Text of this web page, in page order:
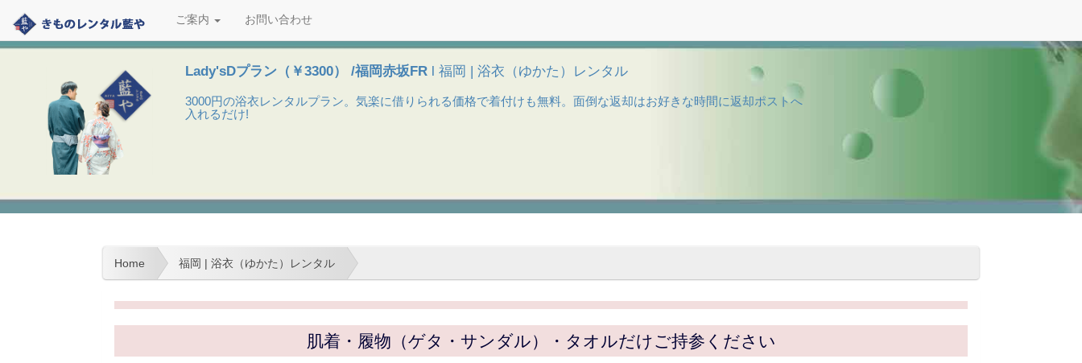
ご案内 お問い合わせ
Lady'sDプラン（￥3300） /福岡赤坂FR l 福岡 | 浴衣（ゆかた）レンタル
3000円の浴衣レンタルプラン。気楽に借りられる価格で着付けも無料。面倒な返却はお好きな時間に返却ポストへ
入れるだけ!
Home 福岡 | 浴衣（ゆかた）レンタル
肌着・履物（ゲタ・サンダル）・タオルだけご持参ください